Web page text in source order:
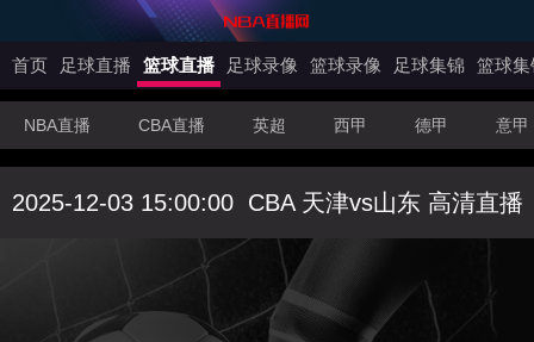
首页 足球直播 篮球直播 足球录像 篮球录像 足球集锦 篮球集
NBA直播 CBA直播 英超 西甲 德甲 意甲
2025-12-03 15:00:00 CBA 天津vs山东 高清直播